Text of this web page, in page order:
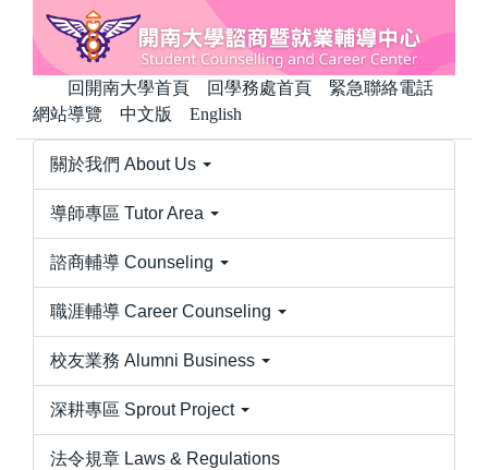
回開南大學首頁 回學務處首頁
緊急聯絡電話
網站導覽
中文版 English
關於我們 About Us
導師專區 Tutor Area
諮商輔導 Counseling
職涯輔導 Career Counseling
校友業務 Alumni Business
深耕專區 Sprout Project
法令規章 Laws & Regulations